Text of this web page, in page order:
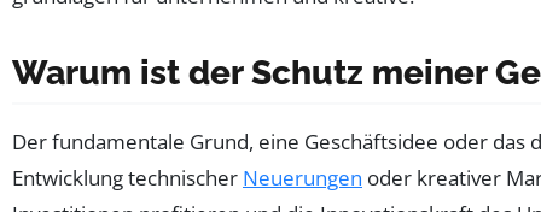
Warum ist der Schutz meiner
Der fundamentale Grund, eine Geschäftsidee oder
Entwicklung technischer Neuerungen oder kreativer